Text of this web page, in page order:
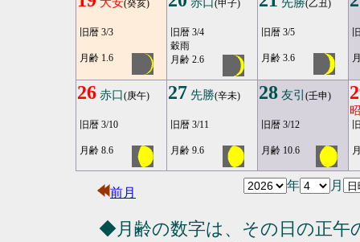
(癸亥)
旧暦 3/3
月齢 1.6
(甲子)
旧暦 3/4
穀雨
月齢 2.6
(乙丑)
旧暦 3/5
月齢 3.6
26 赤口(庚午)
旧暦 3/10
月齢 8.6
27 先勝(辛未)
旧暦 3/11
月齢 9.6
28 友引 (壬申)
旧暦 3/12
月齢 10.6
前月
年 月
◆月齢の数字は、その日の正午